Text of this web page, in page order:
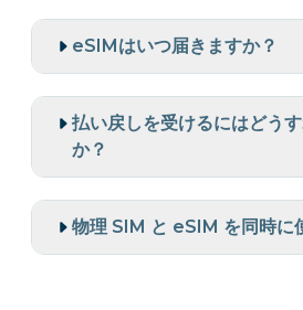
eSIMはいつ届きますか？
払い戻しを受けるにはどう
か？
物理 SIM と eSIM を同時に